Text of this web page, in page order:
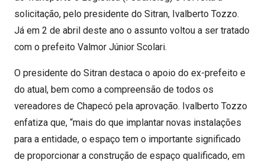
solicitação, pelo presidente do Sitran, Ivalberto Tozzo.
Já em 2 de abril deste ano o assunto voltou a ser tratado
com o prefeito Valmor Júnior Scolari.
O presidente do Sitran destaca o apoio do ex-prefeito e
do atual, bem como a compreensão de todos os
vereadores de Chapecó pela aprovação. Ivalberto Tozzo
enfatiza que, “mais do que implantar novas instalações
para a entidade, o espaço tem o importante significado
de proporcionar a construção de espaço qualificado, em